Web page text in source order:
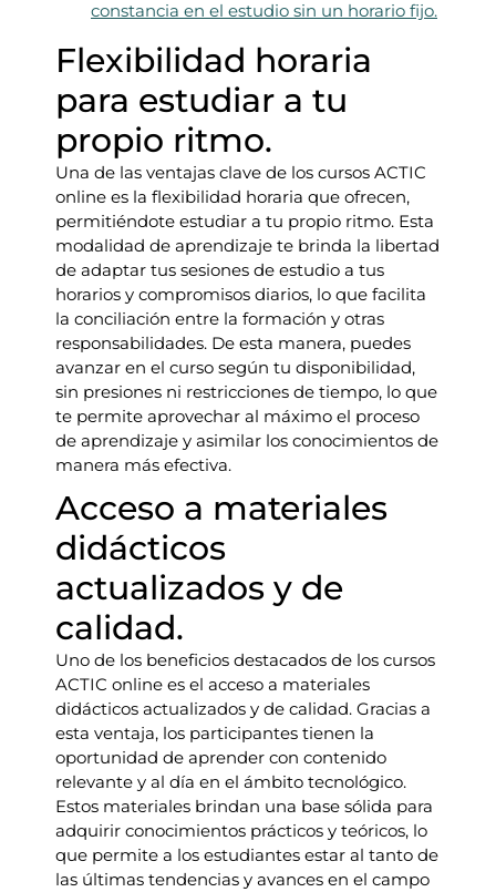
constancia en el estudio sin un horario fijo.
Flexibilidad horaria
para estudiar a tu
propio ritmo.
Una de las ventajas clave de los cursos ACTIC
online es la flexibilidad horaria que ofrecen,
permitiéndote estudiar a tu propio ritmo. Esta
modalidad de aprendizaje te brinda la libertad
de adaptar tus sesiones de estudio a tus
horarios y compromisos diarios, lo que facilita
la conciliación entre la formación y otras
responsabilidades. De esta manera, puedes
avanzar en el curso según tu disponibilidad,
sin presiones ni restricciones de tiempo, lo que
te permite aprovechar al máximo el proceso
de aprendizaje y asimilar los conocimientos de
manera más efectiva.
Acceso a materiales
didácticos
actualizados y de
calidad.
Uno de los beneficios destacados de los cursos
ACTIC online es el acceso a materiales
didácticos actualizados y de calidad. Gracias a
esta ventaja, los participantes tienen la
oportunidad de aprender con contenido
relevante y al día en el ámbito tecnológico.
Estos materiales brindan una base sólida para
adquirir conocimientos prácticos y teóricos, lo
que permite a los estudiantes estar al tanto de
las últimas tendencias y avances en el campo